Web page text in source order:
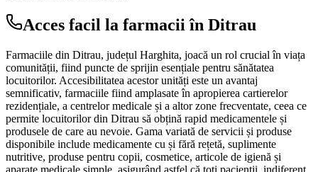
Acces facil la farmacii în Ditrau
Farmaciile din Ditrau, județul Harghita, joacă un rol crucial în viața
comunității, fiind puncte de sprijin esențiale pentru sănătatea
locuitorilor. Accesibilitatea acestor unități este un avantaj
semnificativ, farmaciile fiind amplasate în apropierea cartierelor
rezidențiale, a centrelor medicale și a altor zone frecventate, ceea ce
permite locuitorilor din Ditrau să obțină rapid medicamentele și
produsele de care au nevoie. Gama variată de servicii și produse
disponibile include medicamente cu și fără rețetă, suplimente
nutritive, produse pentru copii, cosmetice, articole de igienă și